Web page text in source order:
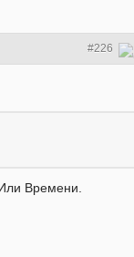
#226
Времени.